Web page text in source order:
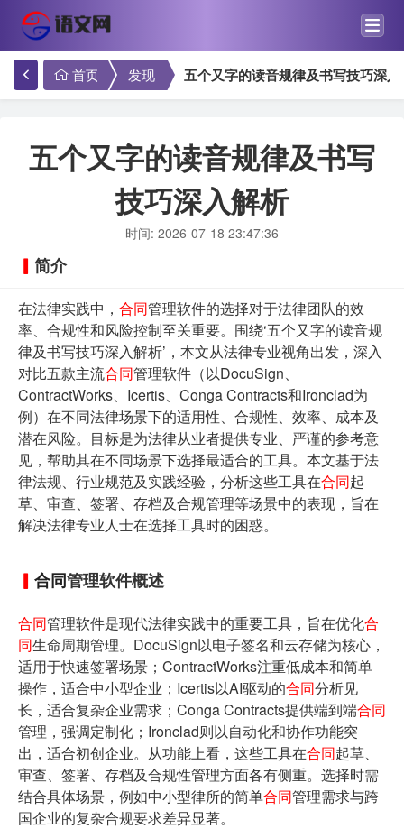
首页 发现 五个又字的读音规律及书写技巧深
五个又字的读音规律及书写
技巧深入解析
时间: 2026-07-18 23:47:36
简介
在法律实践中， 合同管理软件的选择对于法律团队的效
率、合规性和风险控制至关重要。围绕‘五个又字的读音规
律及书写技巧深入解析’，本文从法律专业视角出发，深入
对比五款主流合同管理软件（以DocuSign、
ContractWorks、Icertis、Conga Contracts和Ironclad为
例）在不同法律场景下的适用性、合规性、效率、成本及
潜在风险。目标是为法律从业者提供专业、严谨的参考意
见，帮助其在不同场景下选择最适合的工具。本文基于法
律法规、行业规范及实践经验，分析这些工具在合同起
草、审查、签署、存档及合规管理等场景中的表现，旨在
解决法律专业人士在选择工具时的困惑。
合同管理软件概述
合同管理软件是现代法律实践中的重要工具，旨在优化合
同生命周期管理。DocuSign以电子签名和云存储为核心，
适用于快速签署场景；ContractWorks注重低成本和简单
操作，适合中小型企业；Icertis以AI驱动的合同分析见
长，适合复杂企业需求；Conga Contracts提供端到端合同
管理，强调定制化；Ironclad则以自动化和协作功能突
出，适合初创企业。从功能上看，这些工具在合同起草、
审查、签署、存档及合规性管理方面各有侧重。选择时需
结合具体场景，例如中小型律所的简单合同管理需求与跨
国企业的复杂合规要求差异显著。